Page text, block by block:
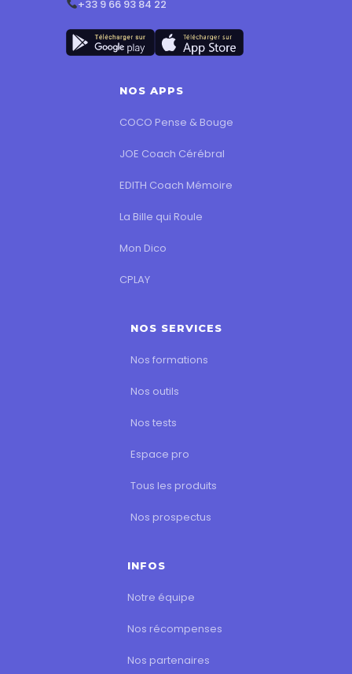
+33 9 66 93 84 22
NOS APPS
COCO Pense & Bouge
JOE Coach Cérébral
EDITH Coach Mémoire
La Bille qui Roule
Mon Dico
CPLAY
NOS SERVICES
Nos formations
Nos outils
Nos tests
Espace pro
Tous les produits
Nos prospectus
INFOS
Notre équipe
Nos récompenses
Nos partenaires